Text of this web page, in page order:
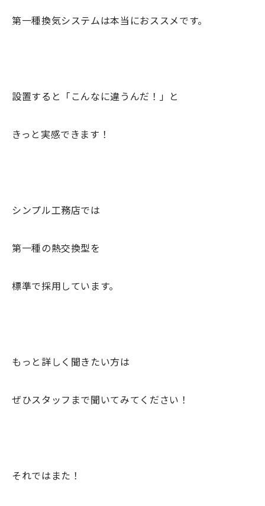
第一種換気システムは本当におススメです。
設置すると「こんなに違うんだ！」と
きっと実感できます！
シンプル工務店では
第一種の熱交換型を
標準で採用しています。
もっと詳しく聞きたい方は
ぜひスタッフまで聞いてみてください！
それではまた！